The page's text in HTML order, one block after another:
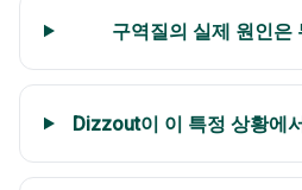
구역질의 실제 원인은
Dizzout이 이 특정 상황에